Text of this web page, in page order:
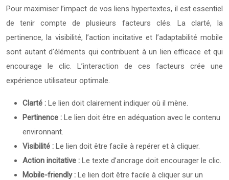
Pour maximiser l’impact de vos liens hypertextes, il est essentiel
de tenir compte de plusieurs facteurs clés. La clarté, la
pertinence, la visibilité, l’action incitative et l’adaptabilité mobile
sont autant d’éléments qui contribuent à un lien efficace et qui
encourage le clic. L’interaction de ces facteurs crée une
expérience utilisateur optimale.
Clarté : Le lien doit clairement indiquer où il mène.
Pertinence : Le lien doit être en adéquation avec le contenu
environnant.
Visibilité : Le lien doit être facile à repérer et à cliquer.
Action incitative : Le texte d’ancrage doit encourager le clic.
Mobile-friendly : Le lien doit être facile à cliquer sur un